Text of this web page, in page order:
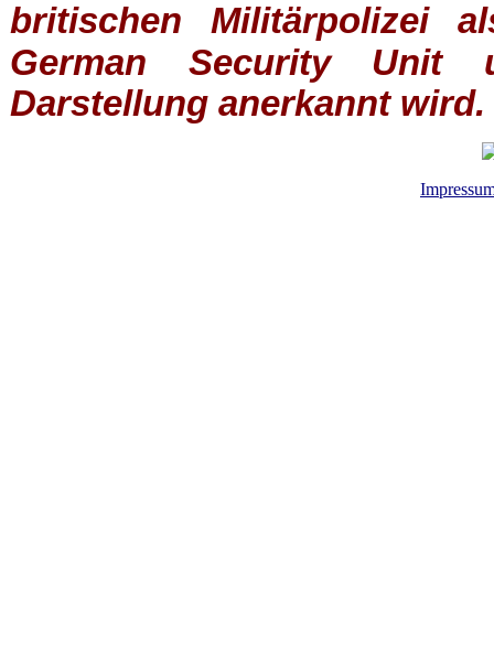
britischen
Militärpolizei
German Security Unit
Darstellung anerkannt wird.